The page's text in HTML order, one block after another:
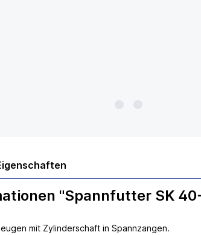
"Spannfutter SK
mit Zylinderschaft in Spannzangen.